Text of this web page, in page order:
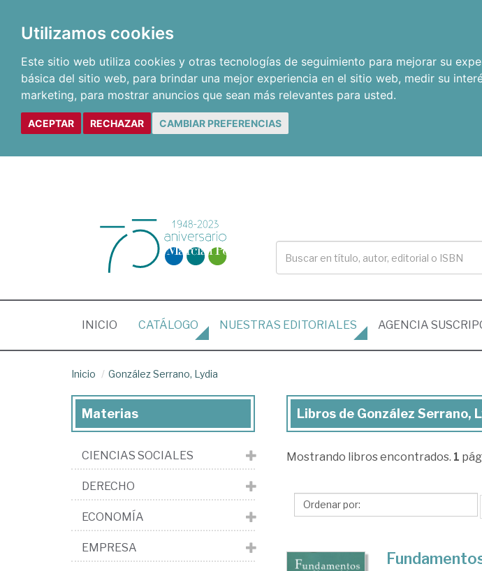
Utilizamos cookies
Este sitio web utiliza cookies y otras tecnologías de seguimiento para mejorar su
básica del sitio web, para brindar una mejor experiencia en el sitio web, medir su
marketing, para mostrar anuncios que sean más relevantes para usted.
ACEPTAR RECHAZAR CAMBIAR PREFERENCIAS
INICIO (CURRENT)
CATÁLOGO NUESTRAS EDITORIALES AGENCIA
Inicio González Serrano, Lydia
Libros
González
Lydia
Libros de González Serrano,
Mostrando libros encontrados. 1
Materias
CIENCIAS SOCIALES
DERECHO
ECONOMÍA
EMPRESA